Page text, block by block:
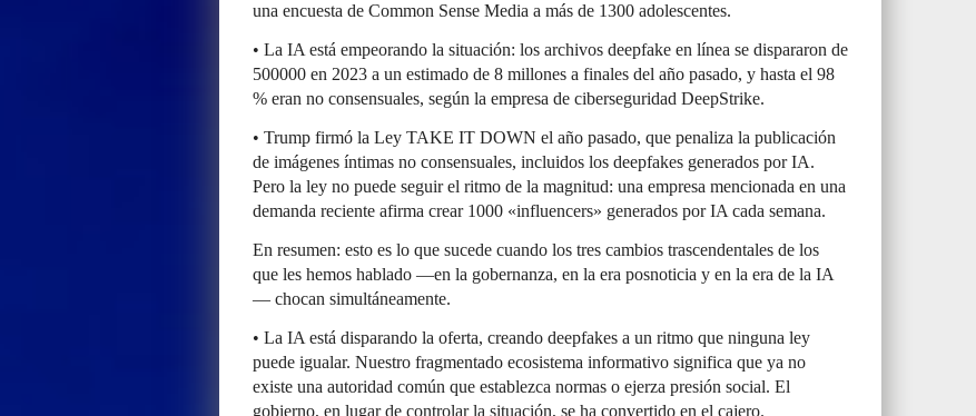
una encuesta de Common Sense Media a más de 1300 adolescentes.
• La IA está empeorando la situación: los archivos deepfake en línea se dispararon de
500000 en 2023 a un estimado de 8 millones a finales del año pasado, y hasta el 98
% eran no consensuales, según la empresa de ciberseguridad DeepStrike.
• Trump firmó la Ley TAKE IT DOWN el año pasado, que penaliza la publicación
de imágenes íntimas no consensuales, incluidos los deepfakes generados por IA.
Pero la ley no puede seguir el ritmo de la magnitud: una empresa mencionada en una
demanda reciente afirma crear 1000 «influencers» generados por IA cada semana.
En resumen: esto es lo que sucede cuando los tres cambios trascendentales de los
que les hemos hablado —en la gobernanza, en la era posnoticia y en la era de la IA
— chocan simultáneamente.
• La IA está disparando la oferta, creando deepfakes a un ritmo que ninguna ley
puede igualar. Nuestro fragmentado ecosistema informativo significa que ya no
existe una autoridad común que establezca normas o ejerza presión social. El
gobierno, en lugar de controlar la situación, se ha convertido en el cajero.